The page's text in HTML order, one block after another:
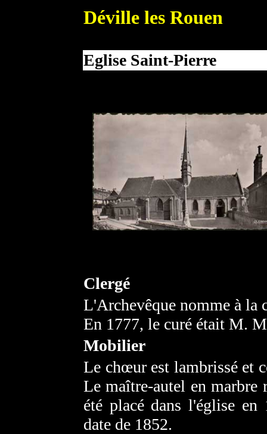
Déville les Rouen
Eglise Saint-Pierre
Clergé
L'Archevêque nomme à la
En 1777, le curé était M.
Mobilier
Le chœur est lambrissé et
Le maître-autel en
été placé dans l'église
date de 1852.